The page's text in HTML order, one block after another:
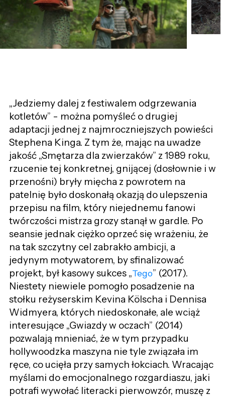
„Jedziemy dalej z festiwalem odgrzewania
kotletów” - można pomyśleć o drugiej
adaptacji jednej z najmroczniejszych powieści
Stephena Kinga. Z tym że, mając na uwadze
jakość „Smętarza dla zwierzaków” z 1989 roku,
rzucenie tej konkretnej, gnijącej (dosłownie i w
przenośni) bryły mięcha z powrotem na
patelnię było doskonałą okazją do ulepszenia
przepisu na film, który niejednemu fanowi
twórczości mistrza grozy stanął w gardle. Po
seansie jednak ciężko oprzeć się wrażeniu, że
na tak szczytny cel zabrakło ambicji, a
jedynym motywatorem, by sfinalizować
projekt, był kasowy sukces „Tego” (2017).
Niestety niewiele pomogło posadzenie na
stołku reżyserskim Kevina Kölscha i Dennisa
Widmyera, których niedoskonałe, ale wciąż
interesujące „Gwiazdy w oczach” (2014)
pozwalają mnieniać, że w tym przypadku
hollywoodzka maszyna nie tyle związała im
ręce, co ucięła przy samych łokciach. Wracając
myślami do emocjonalnego rozgardiaszu, jaki
potrafi wywołać literacki pierwowzór, muszę z